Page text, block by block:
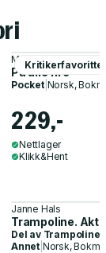
Miranda July
På alle fire
Pocket| Norsk,
229,-
Nettlager
Klikk&Hent
Janne Hals
Trampoline.
Del av Trampoline
Annet| Norsk,